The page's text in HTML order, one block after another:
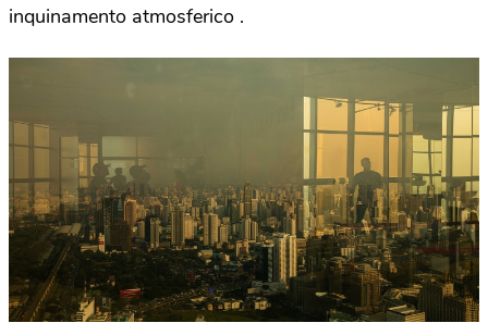
inquinamento atmosferico .